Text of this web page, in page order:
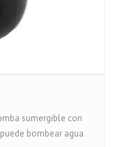
sumergible con
bombear agua